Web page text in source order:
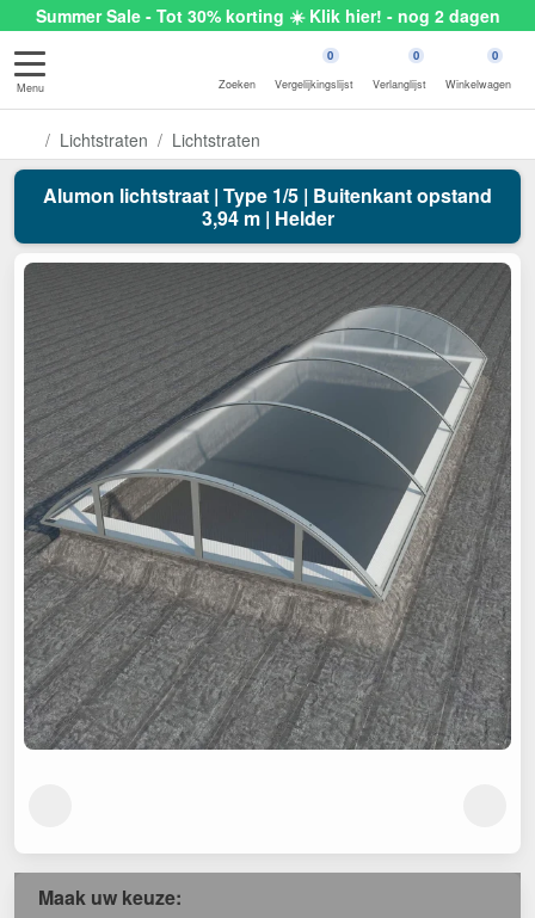
Summer Sale - Tot 30% korting ☀️ Klik hier! - nog 2 dagen
Menu Zoeken
0
Vergelijkingslijst
0
Verlanglijst
0
Winkelwagen
Lichtstraten Lichtstraten
Alumon lichtstraat | Type 1/5 | Buitenkant opstand
3,94 m | Helder
Maak uw keuze: